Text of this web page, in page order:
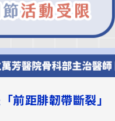
前距腓韌帶斷裂」